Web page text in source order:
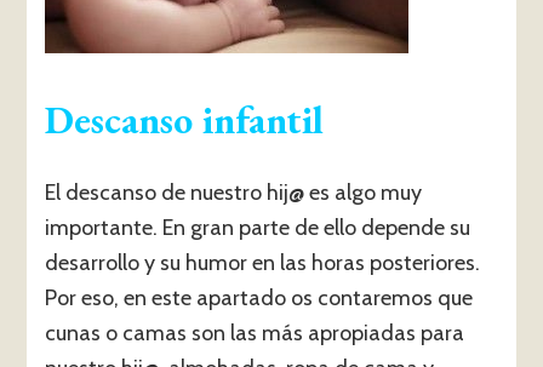
Descanso infantil
El descanso de nuestro hij@ es algo muy
importante. En gran parte de ello depende su
desarrollo y su humor en las horas posteriores.
Por eso, en este apartado os contaremos que
cunas o camas son las más apropiadas para